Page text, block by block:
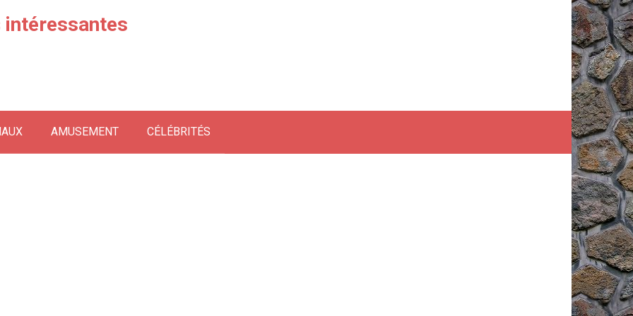
AMUSEMENT CÉLÉBRITÉS